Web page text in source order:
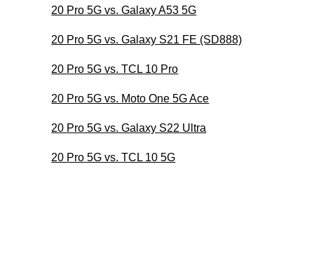
20 Pro 5G vs. Galaxy A53 5G
20 Pro 5G vs. Galaxy S21 FE (SD888)
20 Pro 5G vs. TCL 10 Pro
20 Pro 5G vs. Moto One 5G Ace
20 Pro 5G vs. Galaxy S22 Ultra
20 Pro 5G vs. TCL 10 5G